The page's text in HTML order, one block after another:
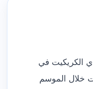
الكريكيت في
خلال الموسم